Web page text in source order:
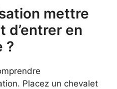
mettre
d’entrer en
?
Placez un chevalet